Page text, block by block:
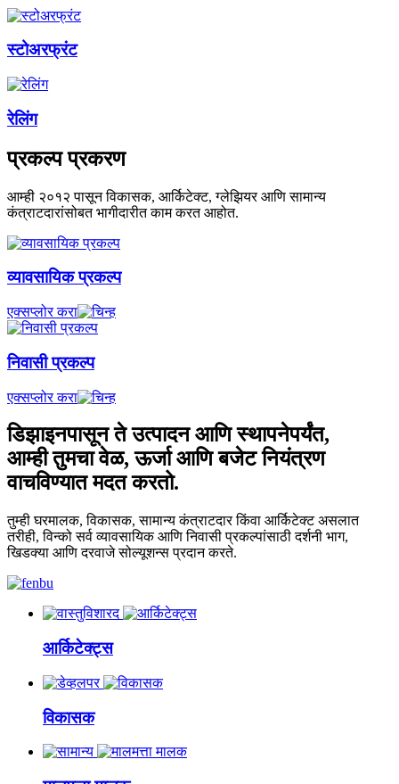
स्टोअरफ्रंट
रेलिंग
प्रकल्प प्रकरण
आम्ही २०१२ पासून विकासक, आर्किटेक्ट, ग्लेझियर आणि सामान्य
कंत्राटदारांसोबत भागीदारीत काम करत आहोत.
व्यावसायिक प्रकल्प
एक्सप्लोर करा
निवासी प्रकल्प
एक्सप्लोर करा
डिझाइनपासून ते उत्पादन आणि स्थापनेपर्यंत,
आम्ही तुमचा वेळ, ऊर्जा आणि बजेट नियंत्रण
वाचविण्यात मदत करतो.
तुम्ही घरमालक, विकासक, सामान्य कंत्राटदार किंवा आर्किटेक्ट असलात
तरीही, विन्को सर्व व्यावसायिक आणि निवासी प्रकल्पांसाठी दर्शनी भाग,
खिडक्या आणि दरवाजे सोल्यूशन्स प्रदान करते.
आर्किटेक्ट्स
विकासक